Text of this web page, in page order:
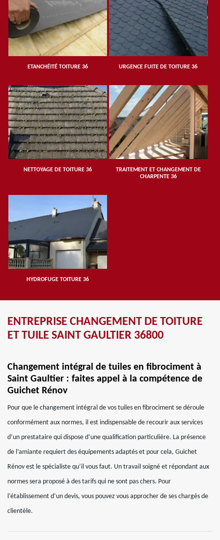
ETANCHÉITÉ TOITURE 36 URGENCE FUITE DE TOITURE 36
NETTOYAGE DE TOITURE 36
TRAITEMENT ET CHANGEMENT DE
CHARPENTE 36
HYDROFUGE TOITURE 36
ENTREPRISE CHANGEMENT DE TOITURE
ET TUILE SAINT GAULTIER 36800
Changement intégral de tuiles en fibrociment à
Saint Gaultier : faites appel à la compétence de
Guichet Rénov
Pour que le changement intégral de vos tuiles en fibrociment se déroule
conformément aux normes, il est indispensable de recourir aux services
d’un prestataire qui dispose d’une qualification particulière. La présence
de l’amiante requiert des équipements adaptés et pour cela, Guichet
Rénov est le spécialiste qu’il vous faut. Un travail soigné et répondant aux
normes sera proposé à des tarifs qui ne sont pas chers. Pour
l’établissement d’un devis, vous pouvez vous approcher de ses chargés de
clientèle.